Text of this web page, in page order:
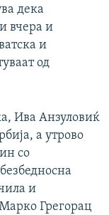
дека
вчера и
и
од
Ива Анзуловиќ
а утрово
со
и
Грегорац